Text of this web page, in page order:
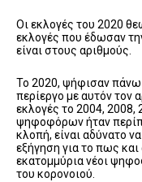
Οι εκλογές του 2020
εκλογές που έδωσαν
είναι στους αριθμούς.
Το 2020, ψήφισαν πάνω
περίεργο με αυτόν τον
εκλογές το 2004, 2008,
ψηφοφόρων ήταν
κλοπή, είναι αδύνατο
εξήγηση για το πως
εκατομμύρια νέοι
του κορονοιού.